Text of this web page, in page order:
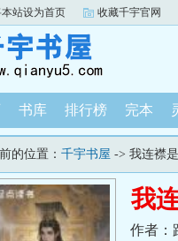
站设为首页 收藏千宇官网
书库 排行榜 完本
的位置： 千宇书屋 -> 我连襟
我
作者：